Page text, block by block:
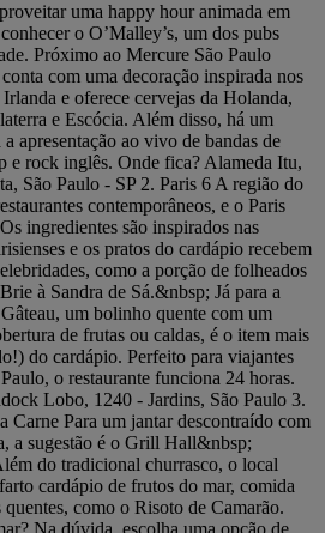
uma happy hour animada em
o O’Malley’s, um dos pubs
Próximo ao Mercure São Paulo
com uma decoração inspirada nos
e oferece cervejas da Holanda,
e Escócia. Além disso, há um
apresentação ao vivo de bandas de
e rock inglês. Onde fica? Alameda Itu,
São Paulo - SP 2. Paris 6 A região do
contemporâneos, e o Paris
ingredientes são inspirados nas
e os pratos do cardápio recebem
como a porção de folheados
à Sandra de Sá.&nbsp; Já para a
um bolinho quente com um
de frutas ou caldas, é o item mais
do cardápio. Perfeito para viajantes
o restaurante funciona 24 horas.
Lobo, 1240 - Jardins, São Paulo 3.
Carne Para um jantar descontraído com
a sugestão é o Grill Hall&nbsp;
do tradicional churrasco, o local
cardápio de frutos do mar, comida
quentes, como o Risoto de Camarão.